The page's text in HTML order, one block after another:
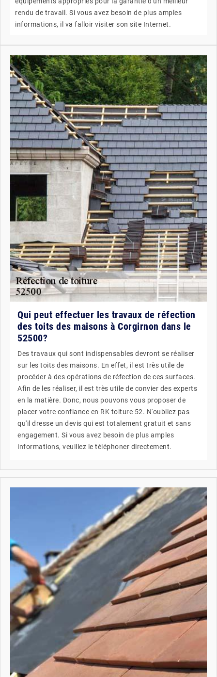
rendu de travail. Si vous avez besoin de plus amples
informations, il va falloir visiter son site Internet.
Qui peut effectuer les travaux de réfection
des toits des maisons à Corgirnon dans le
52500?
Des travaux qui sont indispensables devront se réaliser
sur les toits des maisons. En effet, il est très utile de
procéder à des opérations de réfection de ces surfaces.
Afin de les réaliser, il est très utile de convier des experts
en la matière. Donc, nous pouvons vous proposer de
placer votre confiance en RK toiture 52. N'oubliez pas
qu'il dresse un devis qui est totalement gratuit et sans
engagement. Si vous avez besoin de plus amples
informations, veuillez le téléphoner directement.